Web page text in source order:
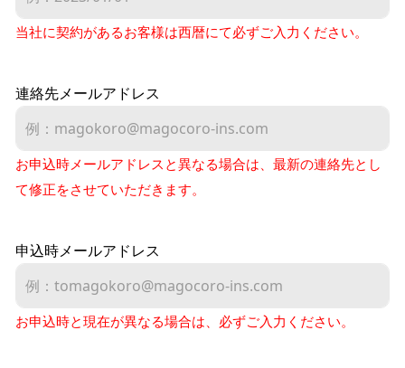
当社に契約があるお客様は西暦にて必ずご入力ください。
連絡先メールアドレス
お申込時メールアドレスと異なる場合は、最新の連絡先とし
て修正をさせていただきます。
申込時メールアドレス
お申込時と現在が異なる場合は、必ずご入力ください。